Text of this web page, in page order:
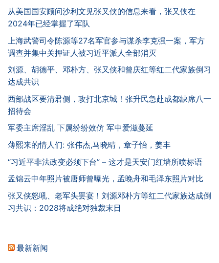
从美国国安顾问沙利文见张又侠的信息来看，张又侠在
2024年已经掌握了军队
上海武警司令陈源等27名军官参与谋杀李克强一案，军方
调查并集中关押证人被习近平派人全部消灭
刘源、胡德平、邓朴方、张又侠和曾庆红等红二代家族倒习
达成共识
西部战区要清君侧，攻打北京城！张升民急赴成都缺席八一
招待会
军委主席淫乱 下属纷纷效仿 军中爱滋蔓延
薄熙来的情人们: 张伟杰,马晓晴，章子怡，姜丰
“习近平非法政变必须下台” – 这才是天安门红墙所喷标语
孟锦云中年照片被唐师曾曝光，孟晚舟和毛泽东照片对比
张又侠怒吼、老军头罢宴！刘源邓朴方等红二代家族达成倒
习共识：2028将成绝对独裁末日
最新新闻